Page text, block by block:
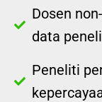
Dosen
data
Peneliti